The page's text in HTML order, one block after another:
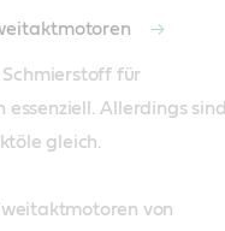
für
Allerdings sind
gleich.
von